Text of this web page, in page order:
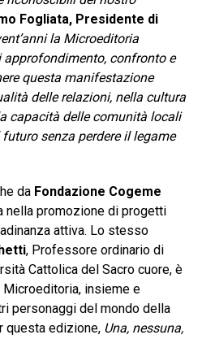
Fogliata, Presidente di
la Microeditoria
confronto e
questa manifestazione
delle relazioni, nella cultura
capacità delle comunità locali
senza perdere il legame
da Fondazione Cogeme
nella promozione di progetti
attiva. Lo stesso
, Professore ordinario di
Cattolica del Sacro cuore, è
insieme e
personaggi del mondo della
questa edizione, Una, nessuna,